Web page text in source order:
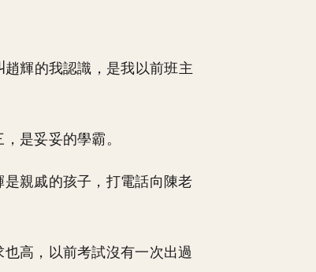
趙輝的我認識，是我以前班主
是妥妥的學霸。
是親戚的孩子，打電話向陳老
高，以前考試沒有一次出過